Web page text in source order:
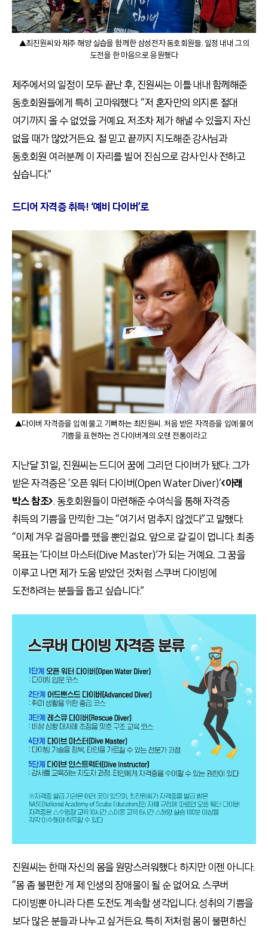
▲최진원씨와 제주 해양 실습을 함께한 삼성전자 동호회원들. 일정 내내 그의
도전을 한 마음으로 응원했다
제주에서의 일정이 모두 끝난 후, 진원씨는 이틀 내내 함께해준
동호회원들에게 특히 고마워했다. “저 혼자만의 의지론 절대
여기까지 올 수 없었을 거예요. 저조차 제가 해낼 수 있을지 자신
없을 때가 많았거든요. 절 믿고 끝까지 지도해준 강사님과
동호회원 여러분께 이 자리를 빌어 진심으로 감사 인사 전하고
싶습니다.”
드디어 자격증 취득! ‘예비 다이버’로
▲다이버 자격증을 입에 물고 기뻐하는 최진원씨. 처음 받은 자격증을 입에 물어
기쁨을 표현하는 건 다이버계의 오랜 전통이라고
지난달 31일, 진원씨는 드디어 꿈에 그리던 다이버가 됐다. 그가
받은 자격증은 ‘오픈 워터 다이버(Open Water Diver)’<아래
박스 참조>. 동호회원들이 마련해준 수여식을 통해 자격증
취득의 기쁨을 만끽한 그는 “여기서 멈추지 않겠다”고 말했다.
“이제 겨우 걸음마를 뗐을 뿐인걸요. 앞으로 갈 길이 멉니다. 최종
목표는 ‘다이브 마스터(Dive Master)’가 되는 거예요. 그 꿈을
이루고 나면 제가 도움 받았던 것처럼 스쿠버 다이빙에
도전하려는 분들을 돕고 싶습니다.”
진원씨는 한때 자신의 몸을 원망스러워했다. 하지만 이젠 아니다.
“몸 좀 불편한 게 제 인생의 장애물이 될 순 없어요. 스쿠버
다이빙뿐 아니라 다른 도전도 계속할 생각입니다. 성취의 기쁨을
보다 많은 분들과 나누고 싶거든요. 특히 저처럼 몸이 불편하신